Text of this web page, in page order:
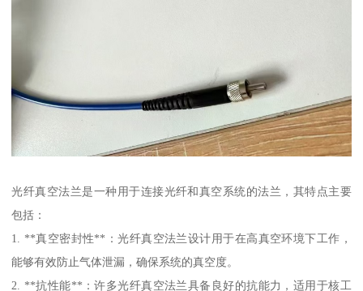
光纤真空法兰是一种用于连接光纤和真空系统的法兰，其特点主要
包括：
1. **真空密封性**：光纤真空法兰设计用于在高真空环境下工作，
能够有效防止气体泄漏，确保系统的真空度。
2. **抗性能**：许多光纤真空法兰具备良好的抗能力，适用于核工